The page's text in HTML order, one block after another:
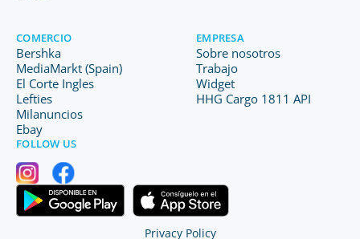
COMERCIO
Bershka
MediaMarkt (Spain)
El Corte Ingles
Lefties
Milanuncios
Ebay
EMPRESA
Sobre nosotros
Trabajo
Widget
HHG Cargo 1811 API
FOLLOW US
Privacy Policy